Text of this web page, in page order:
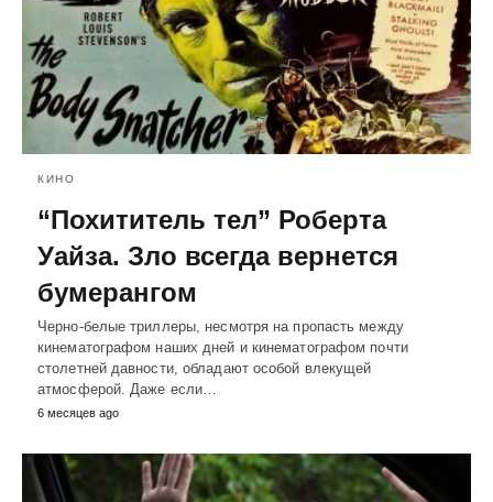
КИНО
“Похититель тел” Роберта
Уайза. Зло всегда вернется
бумерангом
Черно-белые триллеры, несмотря на пропасть между
кинематографом наших дней и кинематографом почти
столетней давности, обладают особой влекущей
атмосферой. Даже если…
6 месяцев ago